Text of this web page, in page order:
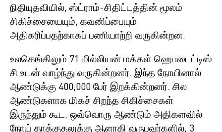
நிதியுதவியில், ஸ்ட்ராம்-சிதிட்டத்தின் மூலம்
சிகிச்சையையும், கவனிப்பையும்
அதிகரிப்பதற்காகப் பணியாற்றி வருகின்றன.
உலகெங்கிலும் 71 மில்லியன் மக்கள் ஹெபடைட்டிஸ்
சி உடன் வாழ்ந்து வருகின்றனர். இந்த நோயினால்
ஆண்டுக்கு 400,000 பேர் இறக்கின்றனர். சில
ஆண்டுகளாக மிகச் சிறந்த சிகிச்சைகள்
இருந்தும் கூட, ஒவ்வொரு ஆண்டும் அதிகளவில்
நோய் தாக்குதலுக்கு ஆளாகி வருபவர்களில், 3